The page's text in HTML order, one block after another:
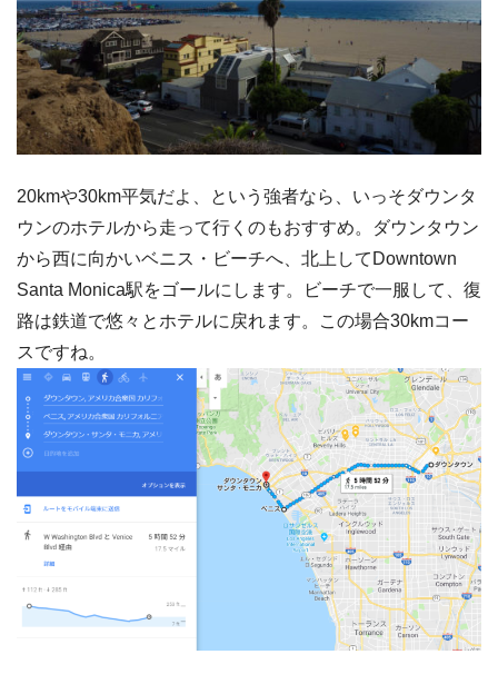
20kmや30km平気だよ、という強者なら、いっそダウンタ
ウンのホテルから走って行くのもおすすめ。ダウンタウン
から西に向かいベニス・ビーチへ、北上してDowntown
Santa Monica駅をゴールにします。ビーチで一服して、復
路は鉄道で悠々とホテルに戻れます。この場合30kmコー
スですね。